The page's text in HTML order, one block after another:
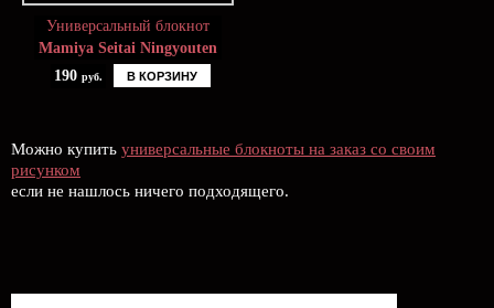
Универсальный блокнот
Mamiya Seitai Ningyouten
190 руб. В КОРЗИНУ
Можно купить универсальные блокноты на заказ со своим
рисунком
если не нашлось ничего подходящего.